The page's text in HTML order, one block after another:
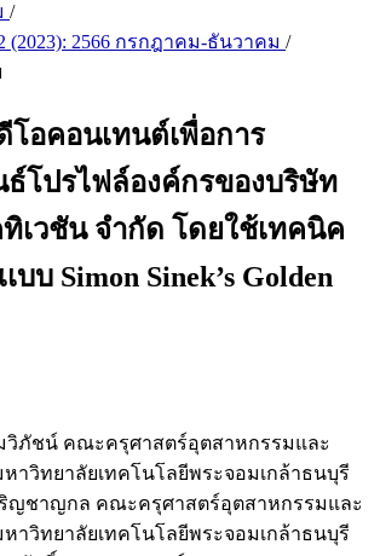
/
(2023): 2566 กรกฎาคม-ธันวาคม /
อคอนเทนต์เพื่อการ
โปรไฟล์องค์กรของบริษัท
เวชัน จำกัด โดยใช้เทคนิค
เบบ Simon Sinek’s Golden
วิภัชน์ คณะครุศาสตร์อุตสาหกรรมและ
หาวิทยาลัยเทคโนโลยีพระจอมเกล้าธนบุรี
ญชาญกล คณะครุศาสตร์อุตสาหกรรมและ
หาวิทยาลัยเทคโนโลยีพระจอมเกล้าธนบุรี